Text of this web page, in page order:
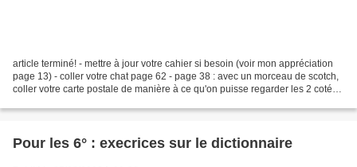
article terminé! - mettre à jour votre cahier si besoin (voir mon appréciation
page 13) - coller votre chat page 62 - page 38 : avec un morceau de scotch,
coller votre carte postale de manière à ce qu'on puisse regarder les 2 cotés
Pour les 6° : execrices sur le dictionnaire